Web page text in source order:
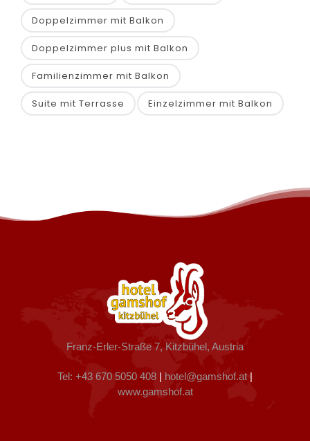
Doppelzimmer mit Balkon
Doppelzimmer plus mit Balkon
Familienzimmer mit Balkon
Suite mit Terrasse Einzelzimmer mit Balkon
Franz-Erler-Straße 7, Kitzbühel, Austria
Tel: +43 670 5050 408 hotel@gamshof.at
www.gamshof.at